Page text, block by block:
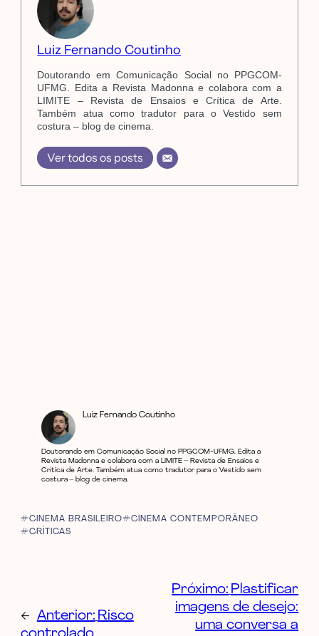
Luiz Fernando Coutinho
Doutorando em Comunicação Social no PPGCOM-
UFMG. Edita a Revista Madonna e colabora com a
LIMITE – Revista de Ensaios e Crítica de Arte.
Também atua como tradutor para o Vestido sem
costura – blog de cinema.
Ver todos os posts
Luiz Fernando Coutinho
Doutorando em Comunicação Social no PPGCOM-UFMG. Edita a
Revista Madonna e colabora com a LIMITE – Revista de Ensaios e
Crítica de Arte. Também atua como tradutor para o Vestido sem
costura – blog de cinema.
CINEMA BRASILEIRO
CINEMA CONTEMPORÂNEO
CRÍTICAS
← Anterior: Risco
Próximo: Plastificar
imagens de desejo:
uma conversa a